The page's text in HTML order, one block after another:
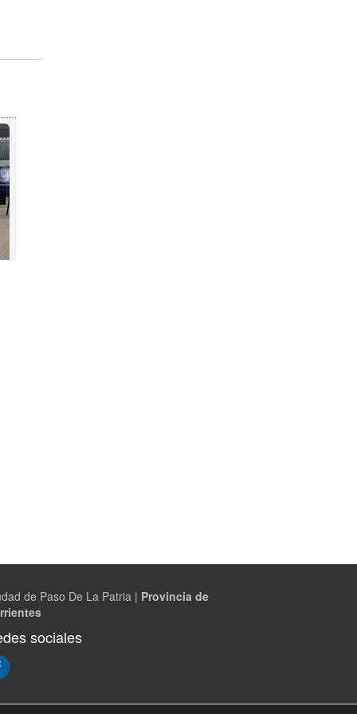
de Paso De La Patria | Provincia de
sociales